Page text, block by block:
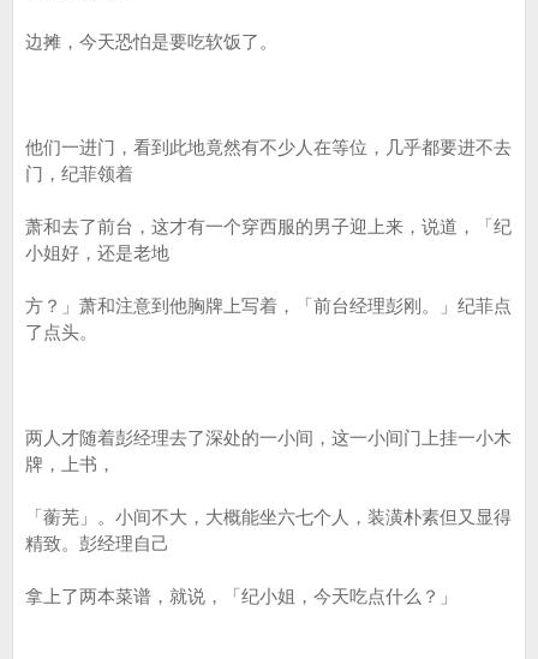
边摊，今天恐怕是要吃软饭了。
他们一进门，看到此地竟然有不少人在等位，几乎都要进不去
门，纪菲领着
萧和去了前台，这才有一个穿西服的男子迎上来，说道，「纪
小姐好，还是老地
方？」萧和注意到他胸牌上写着，「前台经理彭刚。」纪菲点
了点头。
两人才随着彭经理去了深处的一小间，这一小间门上挂一小木
牌，上书，
「蘅芜」。小间不大，大概能坐六七个人，装潢朴素但又显得
精致。彭经理自己
拿上了两本菜谱，就说，「纪小姐，今天吃点什么？」